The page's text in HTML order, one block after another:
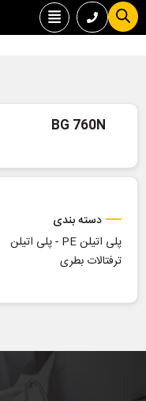
BG 760N
دسته بندی
پلی اتیلن PE
-پلی اتیلن
ترفتالات بطری